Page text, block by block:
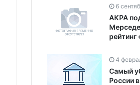
6
АКРА
4
Cамый
России